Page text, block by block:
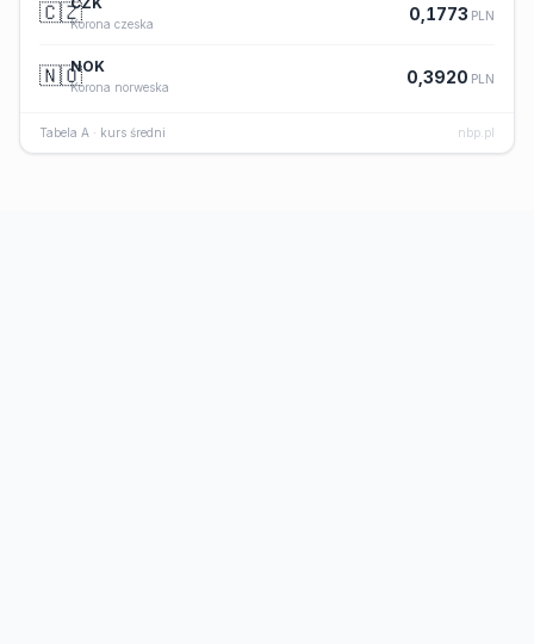
🇨🇿Korona czeska
0,1773 PLN
🇳🇴NOK
Korona norweska
0,3920 PLN
Tabela A · kurs średni nbp.pl